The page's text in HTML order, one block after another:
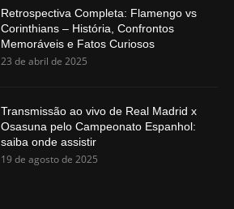
Retrospectiva Completa: Flamengo vs
Corinthians – História, Confrontos
Memoráveis e Fatos Curiosos
23 de abril de 2025
Transmissão ao vivo de Real Madrid x
Osasuna pelo Campeonato Espanhol:
saiba onde assistir
19 de agosto de 2025